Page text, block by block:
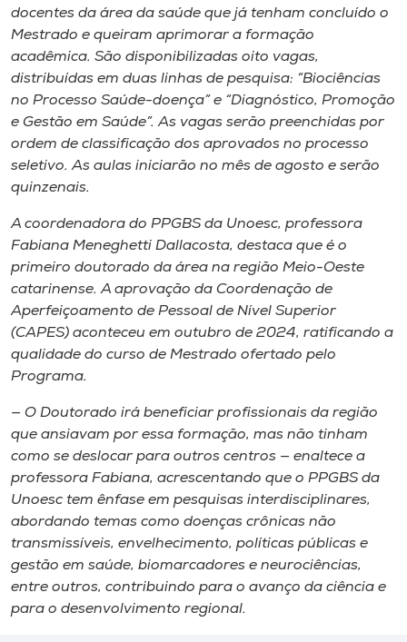
Museu
Unoesc
Store
Selecione
A+
A-
docentes da área da saúde que já tenham concluído o
Mestrado e queiram aprimorar a formação
acadêmica. São disponibilizadas oito vagas,
distribuídas em duas linhas de pesquisa: “Biociências
no Processo Saúde-doença” e “Diagnóstico, Promoção
e Gestão em Saúde”. As vagas serão preenchidas por
ordem de classificação dos aprovados no processo
seletivo. As aulas iniciarão no mês de agosto e serão
quinzenais.
A coordenadora do PPGBS da Unoesc, professora
Fabiana Meneghetti Dallacosta, destaca que é o
primeiro doutorado da área na região Meio-Oeste
catarinense. A aprovação da Coordenação de
Aperfeiçoamento de Pessoal de Nível Superior
(CAPES) aconteceu em outubro de 2024, ratificando a
qualidade do curso de Mestrado ofertado pelo
Programa.
— O Doutorado irá beneficiar profissionais da região
que ansiavam por essa formação, mas não tinham
como se deslocar para outros centros — enaltece a
professora Fabiana, acrescentando que o PPGBS da
Unoesc tem ênfase em pesquisas interdisciplinares,
abordando temas como doenças crônicas não
transmissíveis, envelhecimento, políticas públicas e
gestão em saúde, biomarcadores e neurociências,
entre outros, contribuindo para o avanço da ciência e
para o desenvolvimento regional.